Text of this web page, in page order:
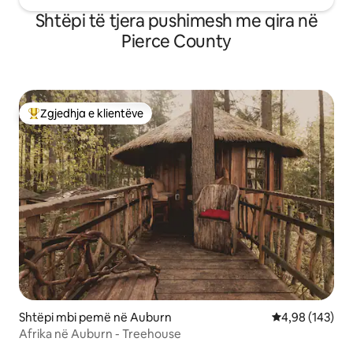
Shtëpi të tjera pushimesh me qira në
Pierce County
Më të mirat e zgjedhjeve të klientëve
Zgjedhja e klientëve
Shtëpi mbi pemë në Auburn Vlerësimi
4,98 (143)
Afrika në Auburn - Treehouse